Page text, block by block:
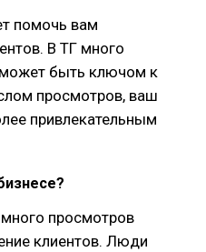
помочь вам
В ТГ много
может быть ключом к
просмотров, ваш
привлекательным
много просмотров
клиентов. Люди